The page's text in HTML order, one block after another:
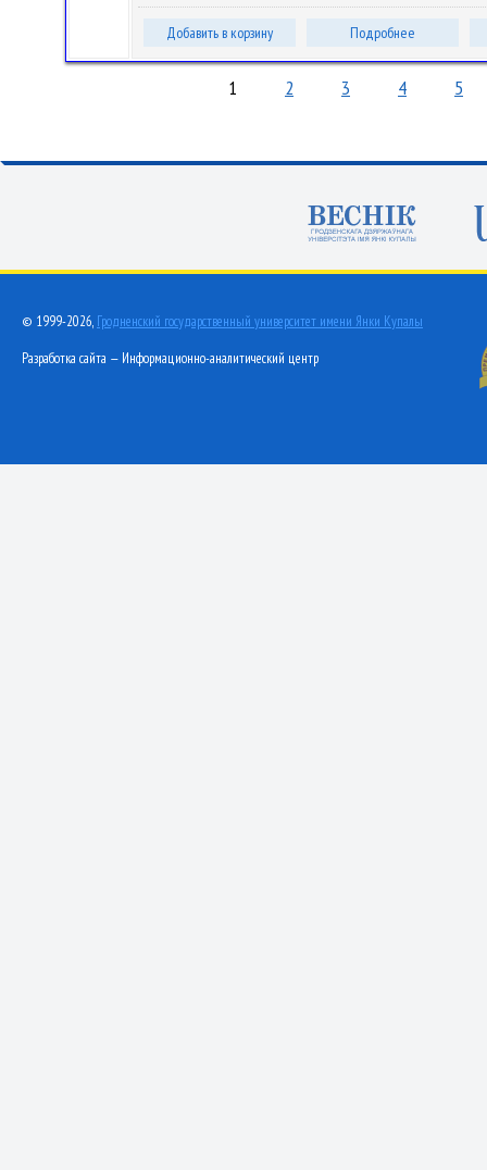
Добавить в корзину Подробнее
1 2 3 4 5
© 1999-2026, Гродненский государственный университет имени Янки Купалы
Разработка сайта — Информационно-аналитический центр